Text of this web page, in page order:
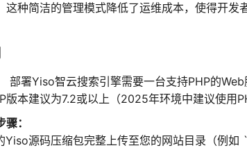
这种简洁的管理模式降低了运维成本，使得开
部署Yiso智云搜索引擎需要一台支持PHP的
版本建议为7.2或以上（2025年环境中建议使用
：
Yiso源码压缩包完整上传至您的网站目录（例